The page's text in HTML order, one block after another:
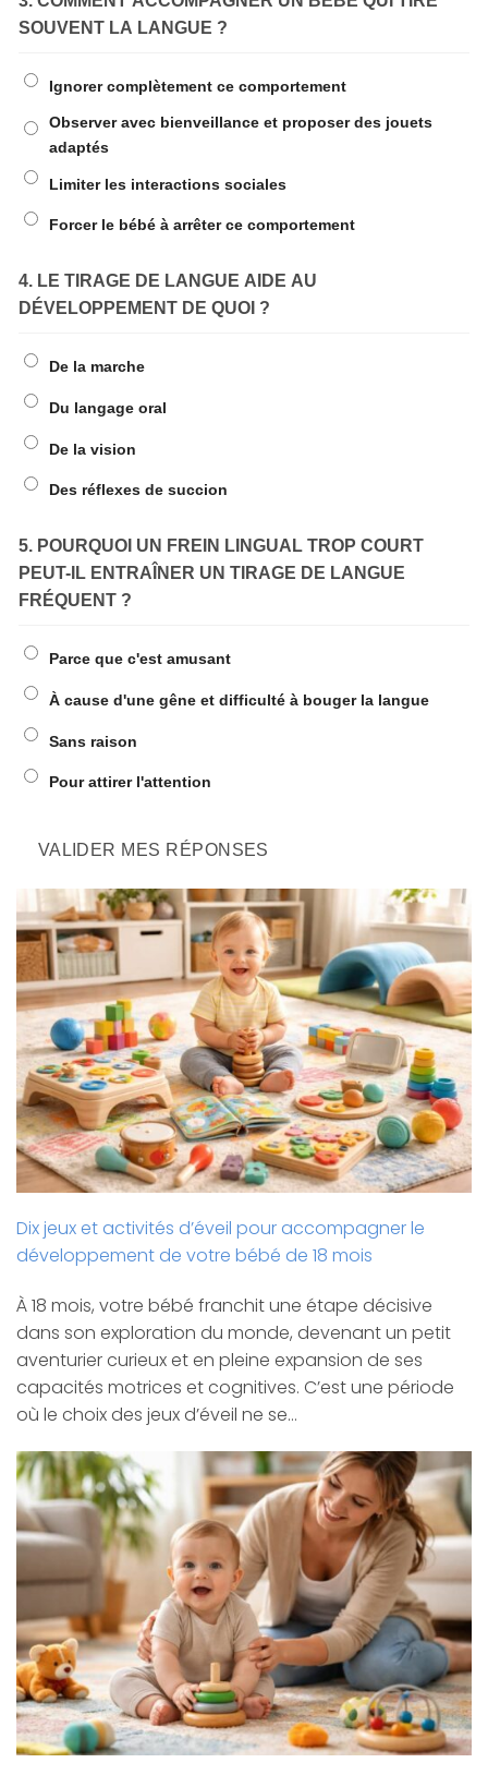
SOUVENT LA LANGUE ?
Ignorer complètement ce comportement
Observer avec bienveillance et proposer des jouets
adaptés
Limiter les interactions sociales
Forcer le bébé à arrêter ce comportement
4. LE TIRAGE DE LANGUE AIDE AU
DÉVELOPPEMENT DE QUOI ?
De la marche
Du langage oral
De la vision
Des réflexes de succion
5. POURQUOI UN FREIN LINGUAL TROP COURT
PEUT-IL ENTRAÎNER UN TIRAGE DE LANGUE
FRÉQUENT ?
Parce que c'est amusant
À cause d'une gêne et difficulté à bouger la langue
Sans raison
Pour attirer l'attention
VALIDER MES RÉPONSES
Dix jeux et activités d’éveil pour accompagner le
développement de votre bébé de 18 mois
À 18 mois, votre bébé franchit une étape décisive
dans son exploration du monde, devenant un petit
aventurier curieux et en pleine expansion de ses
capacités motrices et cognitives. C’est une période
où le choix des jeux d’éveil ne se…